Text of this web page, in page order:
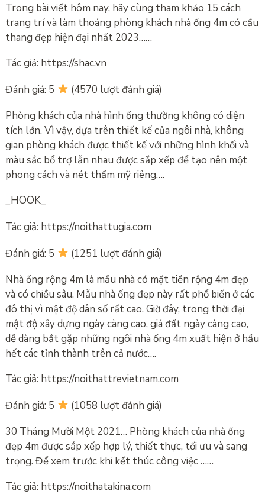
Trong bài viết hôm nay, hãy cùng tham khảo 15 cách
trang trí và làm thoáng phòng khách nhà ống 4m có cầu
thang đẹp hiện đại nhất 2023……
Tác giả: https://shac.vn
Đánh giá: 5
(4570 lượt đánh giá)
Phòng khách của nhà hình ống thường không có diện
tích lớn. Vì vậy, dựa trên thiết kế của ngôi nhà, không
gian phòng khách được thiết kế với những hình khối và
màu sắc bổ trợ lẫn nhau được sắp xếp để tạo nên một
phong cách và nét thẩm mỹ riêng….
_HOOK_
Tác giả: https://noithattugia.com
Đánh giá: 5
(1251 lượt đánh giá)
Nhà ống rộng 4m là mẫu nhà có mặt tiền rộng 4m đẹp
và có chiều sâu. Mẫu nhà ống đẹp này rất phổ biến ở các
đô thị vì mật độ dân số rất cao. Giờ đây, trong thời đại
mật độ xây dựng ngày càng cao, giá đất ngày càng cao,
dễ dàng bắt gặp những ngôi nhà ống 4m xuất hiện ở hầu
hết các tỉnh thành trên cả nước….
Tác giả: https://noithattrevietnam.com
Đánh giá: 5
(1058 lượt đánh giá)
30 Tháng Mười Một 2021… Phòng khách của nhà ống
đẹp 4m được sắp xếp hợp lý, thiết thực, tối ưu và sang
trọng. Để xem trước khi kết thúc công việc ……
Tác giả: https://noithatakina.com